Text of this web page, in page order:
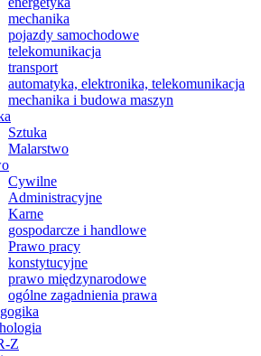
mechanika
pojazdy samochodowe
telekomunikacja
transport
automatyka, elektronika, telekomunikacja
mechanika i budowa maszyn
Sztuka
Malarstwo
Cywilne
Administracyjne
Karne
gospodarcze i handlowe
Prawo pracy
konstytucyjne
prawo międzynarodowe
ogólne zagadnienia prawa
Z